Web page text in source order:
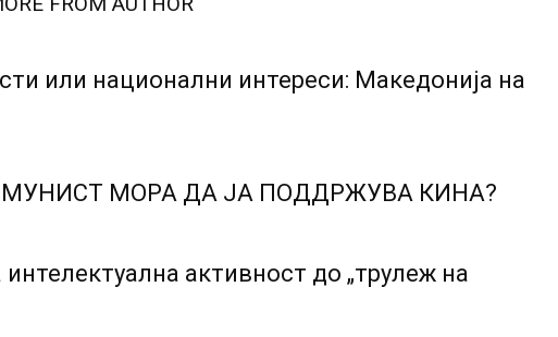
или национални интереси: Македонија на
МОРА ДА ЈА ПОДДРЖУВА КИНА?
активност до „трулеж на